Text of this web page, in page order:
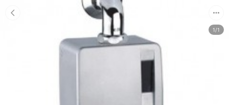
1/1